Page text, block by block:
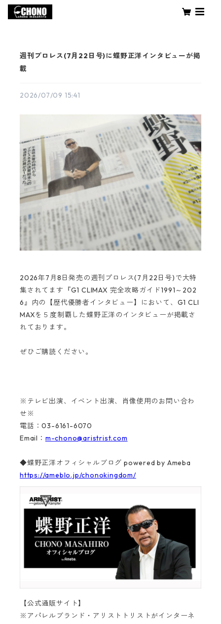
週刊プロレス(7月22日号)に蝶野正洋インタビューが掲
載
2026/07/09 15:41
2026年7月8日発売の週刊プロレス(7月22日号)で大特
集されてます『G1 CLIMAX 完全攻略ガイド1991～202
6』内の【歴代優勝者インタビュー】において、G1 CLI
MAXを５度制覇した蝶野正洋のインタビューが掲載さ
れております。
ぜひご購読ください。
※テレビ出演、イベント出演、肖像使用のお問い合わ
せ※
電話：03-6161-6070
Email： m-chono@aristrist.com
◆蝶野正洋オフィシャルブログ powered by Ameba
https://ameblo.jp/chonokingdom/
【公式通販サイト】
※アパレルブランド・アリストトリストがインターネ